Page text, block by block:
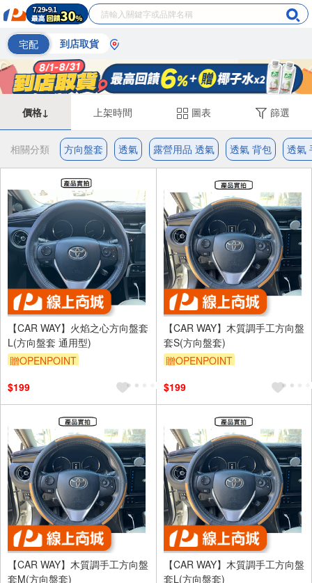
宅配 到店取貨
價格↓ 上架時間 圖表 篩選
相關分類 方向盤套 透氣 露營用品 透氣 透氣 背包 透氣
【CAR WAY】火焰之心方向盤套
L(方向盤套 通用型)
贈OPENPOINT
$199
【CAR WAY】木質調手工方向盤
套S(方向盤套)
贈OPENPOINT
$199
【CAR WAY】木質調手工方向盤
套M(方向盤套)
【CAR WAY】木質調手工方向盤
套L(方向盤套)